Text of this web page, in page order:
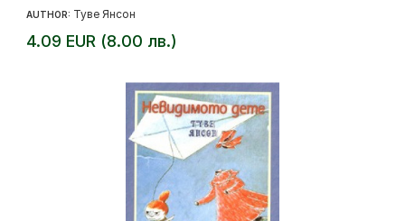
AUTHOR: Туве Янсон
4.09 EUR (8.00 лв.)